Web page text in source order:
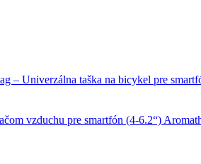
– Univerzálna taška na bicykel pre